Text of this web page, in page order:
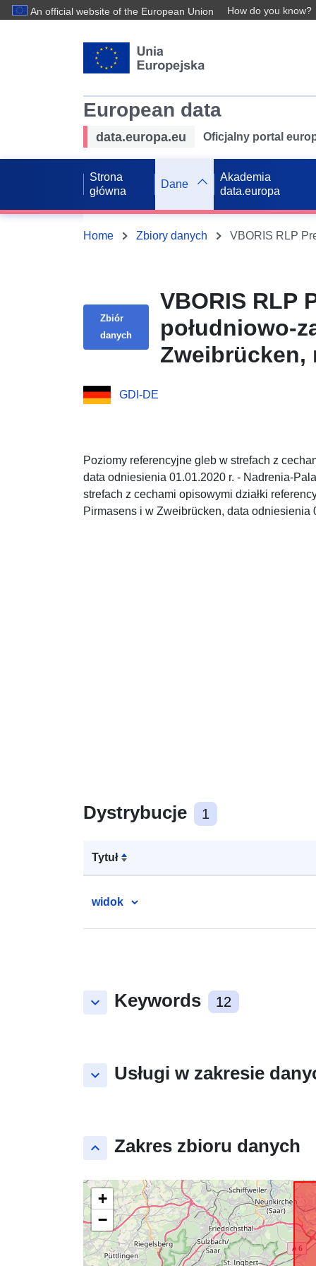
An official website of the European Union How do you know?
European data
data.europa.eu Oficjalny portal
Strona
główna
Dane
Akademia
data.europa
Home Zbiory danych
Zbiór
danych
VBORIS RLP
południowo-
Zweibrücken,
GDI-DE
Poziomy referencyjne gleb w strefach z
data odniesienia 01.01.2020 r. - Nadrenia-
strefach z cechami opisowymi działki
Pirmasens i w Zweibrücken, data odniesienia
Dystrybucje 1
Tytuł
widok
keyboard_arrow_down Keywords 12
keyboard_arrow_down Usługi w zakresie
keyboard_arrow_up Zakres zbioru danych
+
−